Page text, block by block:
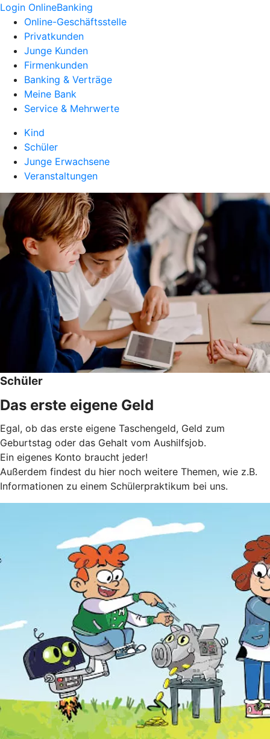
Login OnlineBanking
Online-Geschäftsstelle
Privatkunden
Junge Kunden
Firmenkunden
Banking & Verträge
Meine Bank
Service & Mehrwerte
Kind
Schüler
Junge Erwachsene
Veranstaltungen
Schüler
Das erste eigene Geld
Egal, ob das erste eigene Taschengeld, Geld zum
Geburtstag oder das Gehalt vom Aushilfsjob.
Ein eigenes Konto braucht jeder!
Außerdem findest du hier noch weitere Themen, wie z.B.
Informationen zu einem Schülerpraktikum bei uns.